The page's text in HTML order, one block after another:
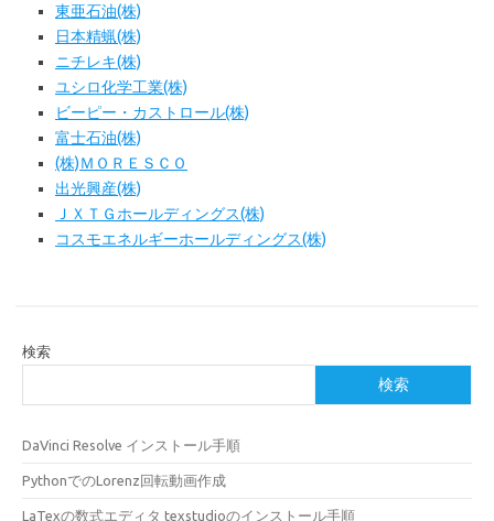
東亜石油(株)
日本精蝋(株)
ニチレキ(株)
ユシロ化学工業(株)
ビーピー・カストロール(株)
富士石油(株)
(株)ＭＯＲＥＳＣＯ
出光興産(株)
ＪＸＴＧホールディングス(株)
コスモエネルギーホールディングス(株)
検索
検索
DaVinci Resolve インストール手順
PythonでのLorenz回転動画作成
LaTexの数式エディタ texstudioのインストール手順